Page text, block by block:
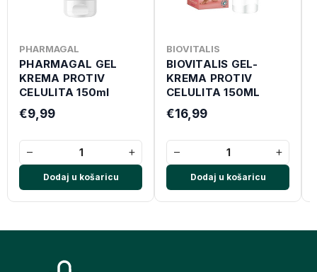
PHARMAGAL
PHARMAGAL GEL
KREMA PROTIV
CELULITA 150ml
€9,99
− +
Dodaj u košaricu
BIOVITALIS
BIOVITALIS GEL-
KREMA PROTIV
CELULITA 150ML
€16,99
− +
Dodaj u košaricu